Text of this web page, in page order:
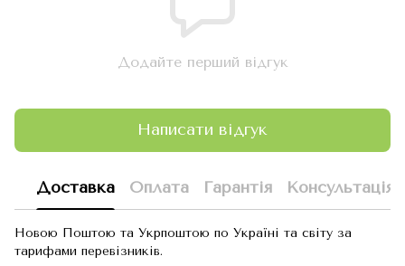
Додайте перший відгук
Написати відгук
Доставка Оплата Гарантія Консультація
Новою Поштою та Укрпоштою по Україні та світу за
тарифами перевізників.